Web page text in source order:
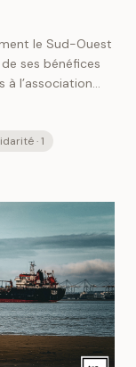
le Sud-Ouest
ses bénéfices
à l’association
2026 au
· 1